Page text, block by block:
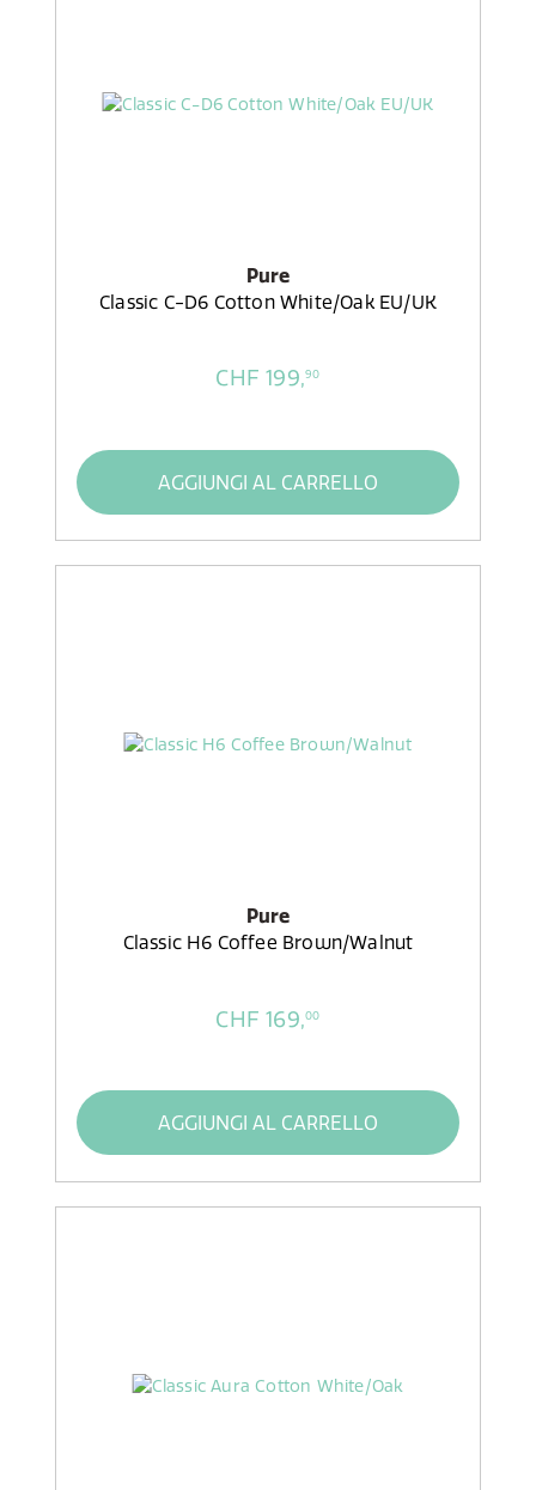
Pure
Classic C-D6 Cotton White/Oak EU/UK
CHF 199,90
AGGIUNGI AL CARRELLO
Pure
Classic H6 Coffee Brown/Walnut
CHF 169,00
AGGIUNGI AL CARRELLO